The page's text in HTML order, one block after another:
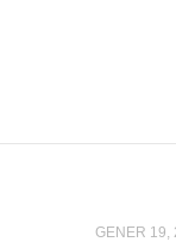
GENER 19,